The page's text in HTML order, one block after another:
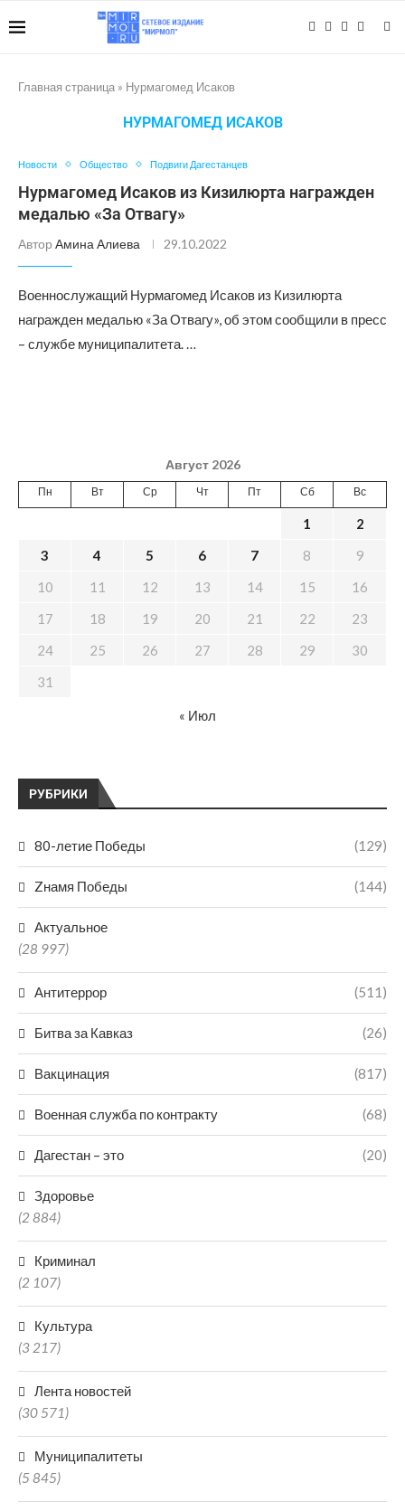
Главная страница » Нурмагомед Исаков
НУРМАГОМЕД ИСАКОВ
Новости Общество Подвиги Дагестанцев
Нурмагомед Исаков из Кизилюрта награжден
медалью «За Отвагу»
Автор Амина Алиева 29.10.2022
Военнослужащий Нурмагомед Исаков из Кизилюрта
награжден медалью «За Отвагу», об этом сообщили в пресс
– службе муниципалитета. …
РУБРИКИ
80-летие Победы (129)
Zнамя Победы (144)
Актуальное
(28 997)
Антитеррор (511)
Битва за Кавказ (26)
Вакцинация (817)
Военная служба по контракту (68)
Дагестан – это (20)
Здоровье
(2 884)
Криминал
(2 107)
Культура
(3 217)
Лента новостей
(30 571)
Муниципалитеты
(5 845)
Август 2026
Пн Вт Ср Чт Пт Сб Вс
1
2
3
4 5 6 7 8
9
10
11 12 13 14 15
16
17
18 19 20 21 22
23
24
25 26 27 28 29
30
31
« Июл